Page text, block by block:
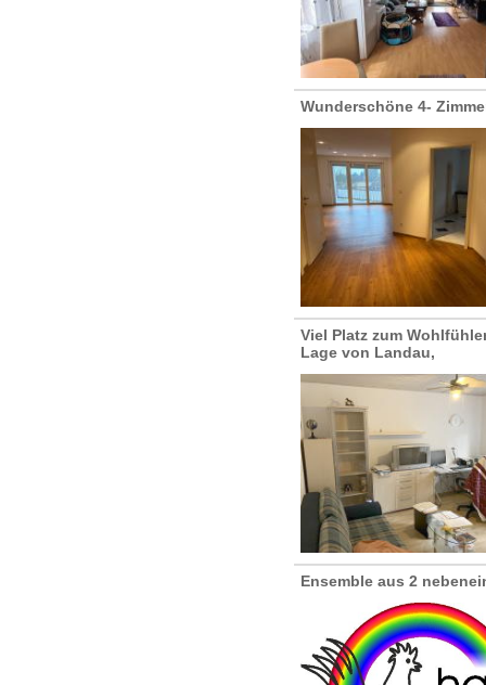
Wunderschöne 4-
Viel Platz zum
Lage von Landau,
Ensemble aus 2